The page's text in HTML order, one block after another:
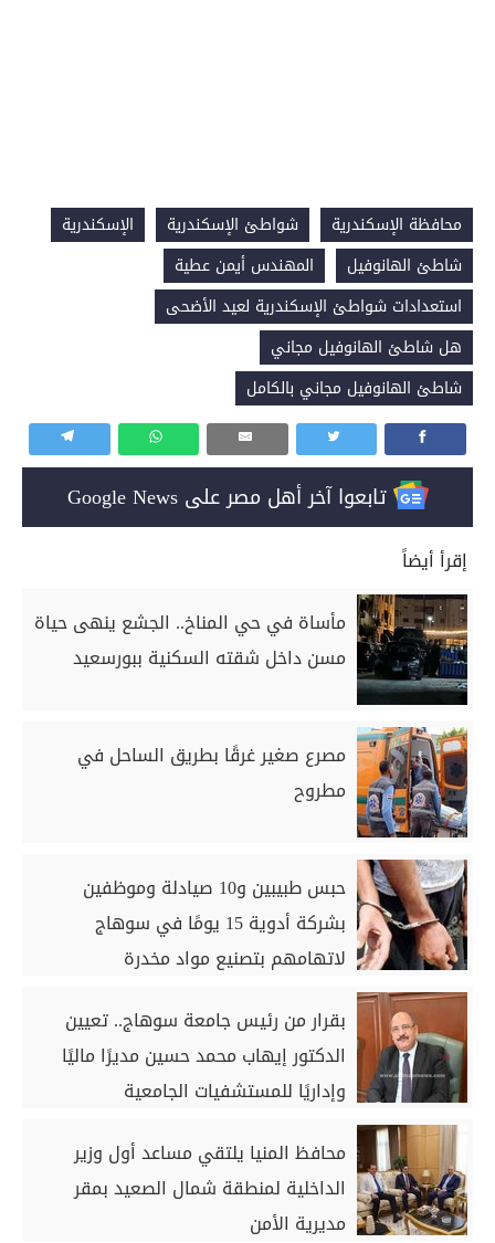
محافظة الإسكندرية شواطئ الإسكندرية
الإسكندرية
شاطئ الهانوفيل
المهندس أيمن عطية
استعدادات شواطئ الإسكندرية لعيد الأضحى
هل شاطئ الهانوفيل مجاني
شاطئ الهانوفيل مجاني بالكامل
تابعوا آخر أهل مصر على Google News
إقرأ أيضاً
مأساة في حي المناخ.. الجشع ينهى حياة
مسن داخل شقته السكنية ببورسعيد
مصرع صغير غرقًا بطريق الساحل في
مطروح
حبس طبيبين و10 صيادلة وموظفين
بشركة أدوية 15 يومًا في سوهاج
لاتهامهم بتصنيع مواد مخدرة
بقرار من رئيس جامعة سوهاج.. تعيين
الدكتور إيهاب محمد حسين مديرًا ماليًا
وإداريًا للمستشفيات الجامعية
محافظ المنيا يلتقي مساعد أول وزير
الداخلية لمنطقة شمال الصعيد بمقر
مديرية الأمن